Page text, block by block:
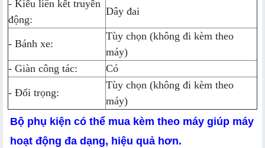
- Kiểu liên kết truyền
động:
Dây đai
- Bánh xe:
Tùy chọn (không đi kèm theo
máy)
- Giàn công tác:
Có
- Đối trọng:
Tùy chọn (không đi kèm theo
máy)
Bộ phụ kiện có thể mua kèm theo máy giúp máy
hoạt động đa dạng, hiệu quả hơn.